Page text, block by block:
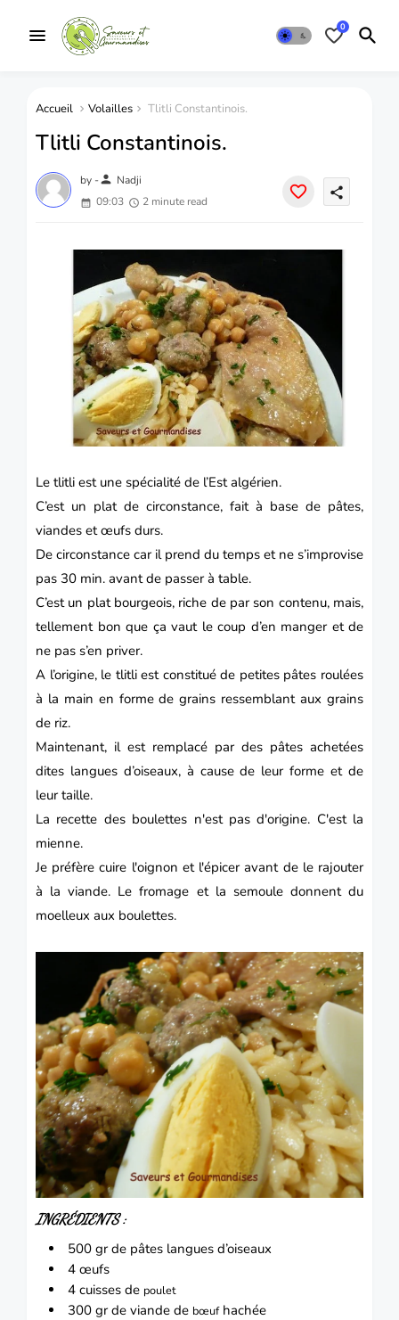
0
Accueil Volailles Tlitli Constantinois.
Tlitli Constantinois.
by -person Nadji
09:03
2 minute read
share
Le tlitli est une spécialité de l’Estalgérien.
C’est un plat de circonstance, fait à base de pâtes,
viandes et œufs durs.
De circonstance car il prend du temps et ne s’improvise
pas 30 min. avant de passer à table.
C’est un plat bourgeois, riche de par son contenu, mais,
tellement bon que ça vaut le coup d’en manger et de
ne pas s’en priver.
A l’origine, le tlitli est constitué de petites pâtes roulées
à la main en forme de grains ressemblant aux grains
de riz.
Maintenant, il est remplacé par des pâtes achetées
dites langues d’oiseaux, à cause de leur forme et de
leur taille.
La recette des boulettes n'est pas d'origine. C'est la
mienne.
Je préfère cuire l'oignon et l'épicer avant de le rajouter
à la viande. Le fromage et la semoule donnent du
moelleux aux boulettes.
INGRÉDIENTS :
500 gr de pâtes langues d’oiseaux
4 œufs
4 cuisses de poulet
300 gr de viande de bœufhachée